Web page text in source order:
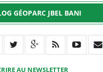
GÉOPARC JBEL BANI
AU NEWSLETTER